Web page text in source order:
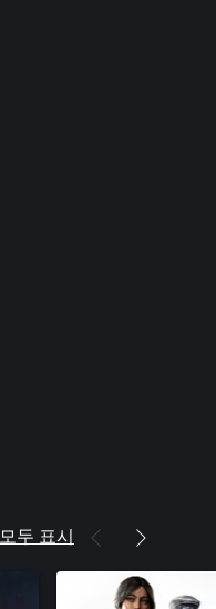
모두 표시